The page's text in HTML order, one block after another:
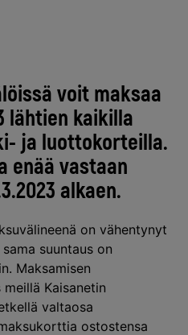
voit maksaa
lähtien kaikilla
ja luottokorteilla.
enää vastaan
alkaen.
on vähentynyt
suuntaus on
Maksamisen
Kaisanetin
valtaosa
ostostensa